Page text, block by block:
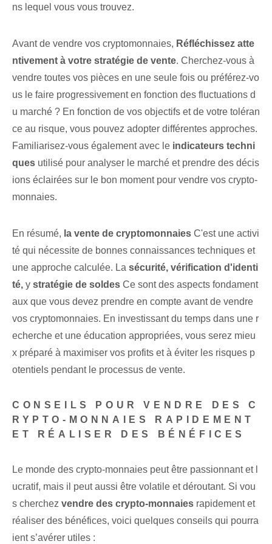
ns lequel vous vous trouvez.
Avant de vendre vos cryptomonnaies, Réfléchissez atte
ntivement à votre stratégie de vente. Cherchez-vous à
vendre toutes vos pièces en une seule fois ou préférez-vo
us le faire progressivement en fonction des fluctuations d
u marché ? En fonction de vos objectifs et de votre toléran
ce au risque, vous pouvez adopter différentes approches.
Familiarisez-vous également avec le indicateurs techni
ques utilisé pour analyser le marché et prendre des décis
ions éclairées sur le bon moment pour vendre vos crypto-
monnaies.
En résumé, la vente de cryptomonnaies C'est une activi
té qui nécessite de bonnes connaissances techniques et
une approche calculée. La sécurité, vérification d'identi
té, y stratégie de soldes Ce sont des aspects fondament
aux que vous devez prendre en compte avant de vendre
vos cryptomonnaies. En investissant du temps dans une r
echerche et une éducation appropriées, vous serez mieu
x préparé à maximiser vos profits et à éviter les risques p
otentiels pendant le processus de vente.
CONSEILS POUR VENDRE DES C
RYPTO-MONNAIES RAPIDEMENT
ET RÉALISER DES BÉNÉFICES
Le monde des crypto-monnaies peut être passionnant et l
ucratif, mais il peut aussi être volatile et déroutant. Si vou
s cherchez vendre des crypto-monnaies rapidement et
réaliser des bénéfices, voici quelques conseils qui pourra
ient s’avérer utiles :